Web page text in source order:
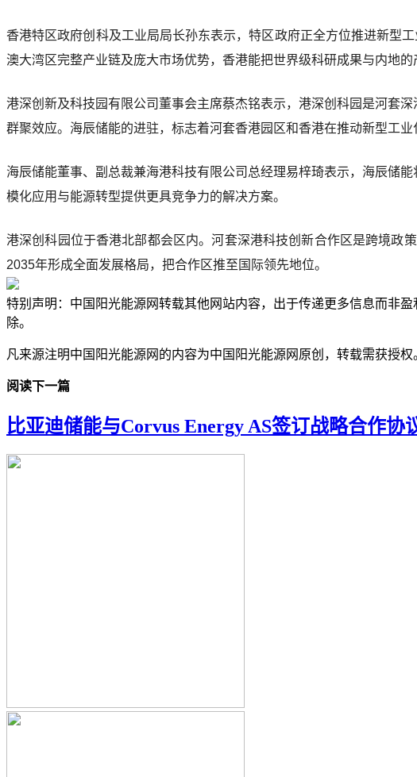
香港特区政府创科及工业局局长孙东表示，特区政府正全方位推进新型
澳大湾区完整产业链及庞大市场优势，香港能把世界级科研成果与内地
港深创新及科技园有限公司董事会主席蔡杰铭表示，港深创科园是河套
群聚效应。海辰储能的进驻，标志着河套香港园区和香港在推动新型工
海辰储能董事、副总裁兼海港科技有限公司总经理易梓琦表示，海辰储
模化应用与能源转型提供更具竞争力的解决方案。
港深创科园位于香港北部都会区内。河套深港科技创新合作区是跨境政
2035年形成全面发展格局，把合作区推至国际领先地位。
特别声明：中国阳光能源网转载其他网站内容，出于传递更多信息而非
除。
凡来源注明中国阳光能源网的内容为中国阳光能源网原创，转载需获授权
阅读下一篇
比亚迪储能与Corvus Energy AS签订战略合作协